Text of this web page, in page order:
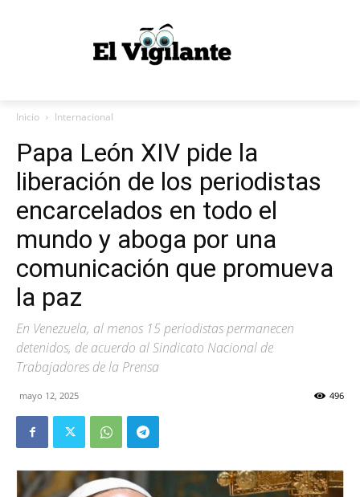
Inicio Internacional
Papa León XIV pide la
liberación de los periodistas
encarcelados en todo el
mundo y aboga por una
comunicación que promueva
la paz
En Venezuela, al menos 15 periodistas permanecen
detenidos, de acuerdo al Sindicato Nacional de
Trabajadores de la Prensa
mayo 12, 2025 496